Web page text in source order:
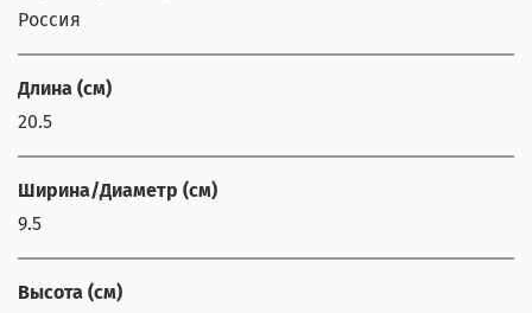
Россия
Длина (см)
20.5
Ширина/Диаметр (см)
9.5
Высота (см)